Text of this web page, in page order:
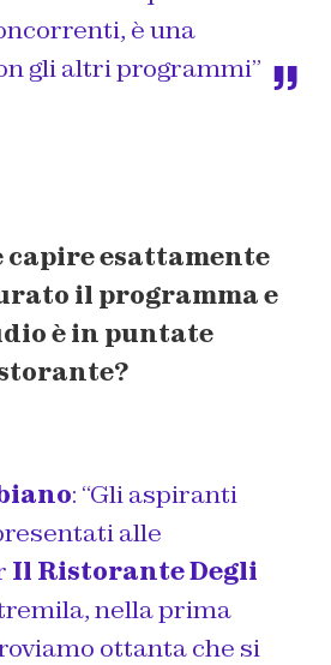
è una
gli altri programmi”
capire esattamente
il programma e
è in puntate
: “Gli aspiranti
alle
Il Ristorante Degli
nella prima
ottanta che si